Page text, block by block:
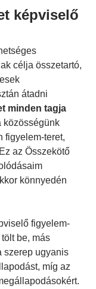
képviselő
célja összetartó,
átadni
minden tagja
közösségünk
figyelem-teret,
az Összekötő
könnyedén
figyelem-
be, más
szerep ugyanis
míg az